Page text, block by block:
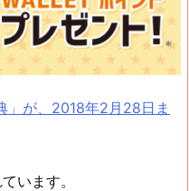
」が、2018年2月28日ま
います。